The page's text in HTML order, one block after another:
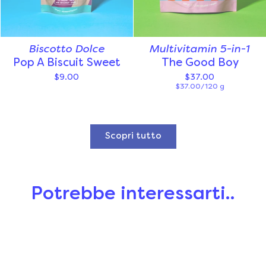
Biscotto Dolce
Pop A Biscuit Sweet
$9.00
Multivitamin 5-in-1
The Good Boy
$37.00
$37.00/120 g
Scopri tutto
Potrebbe interessarti..